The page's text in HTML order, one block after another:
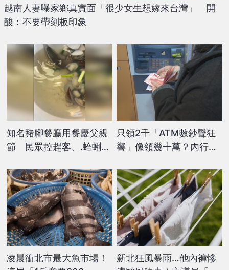
越南人妻曝家鄉真實面「很少女生想嫁來台灣」 開
酸：不要帶刻板印象
知名豬腳餐廳用餐慶父親
節 民眾控趕客、.蛤蜊湯
只領2千「ATM數鈔聲狂
響」像領幾十萬？內行
辱人
凌晨衝北市最大魚市場！
新北狂風暴雨…他內褲慘